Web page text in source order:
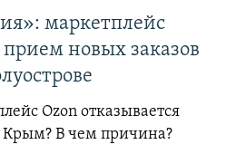
маркетплейс
новых заказов
Ozon отказывается
Крым? В чем причина?